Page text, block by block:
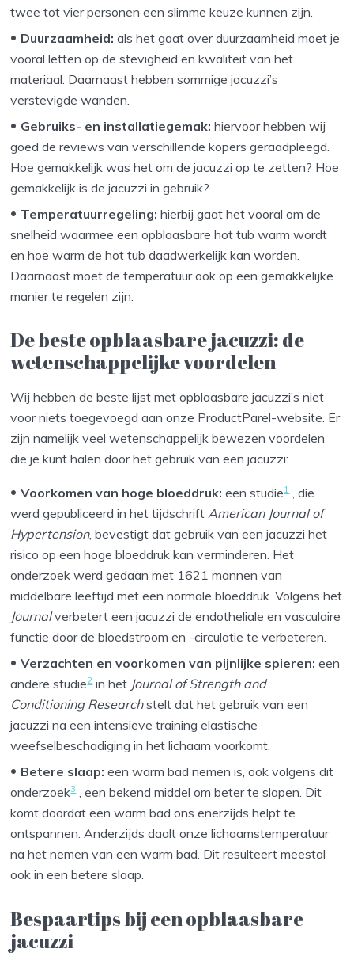
twee tot vier personen een slimme keuze kunnen zijn.
Duurzaamheid:als het gaat over duurzaamheid moet je
vooral letten op de stevigheid en kwaliteit van het
materiaal. Daarnaast hebben sommige jacuzzi’s
verstevigde wanden.
Gebruiks- en installatiegemak: hiervoor hebben wij
goed de reviews van verschillende kopers geraadpleegd.
Hoe gemakkelijk was het om de jacuzzi op te zetten? Hoe
gemakkelijk is de jacuzzi in gebruik?
Temperatuurregeling:hierbij gaat het vooral om de
snelheid waarmee een opblaasbare hot tub warm wordt
en hoe warm de hot tub daadwerkelijk kan worden.
Daarnaast moet de temperatuur ook op een gemakkelijke
manier te regelen zijn.
De beste opblaasbare jacuzzi: de
wetenschappelijke voordelen
Wij hebben de beste lijst met opblaasbare jacuzzi’s niet
voor niets toegevoegd aan onze ProductParel-website. Er
zijn namelijk veel wetenschappelijk bewezen voordelen
die je kunt halen door het gebruik van een jacuzzi:
Voorkomen van hoge bloeddruk:een studie1, die
werd gepubliceerd in het tijdschriftAmerican Journal of
Hypertension, bevestigt dat gebruik van een jacuzzi het
risico op een hoge bloeddruk kan verminderen. Het
onderzoek werd gedaan met 1621 mannen van
middelbare leeftijd met een normale bloeddruk. Volgens het
Journalverbetert een jacuzzi de endotheliale en vasculaire
functie door de bloedstroom en -circulatie te verbeteren.
Verzachten en voorkomen van pijnlijke spieren: een
andere studie2in het Journal of Strength and
Conditioning Researchstelt dat het gebruik van een
jacuzzi na een intensieve training elastische
weefselbeschadiging in het lichaam voorkomt.
Betere slaap: een warm bad nemen is, ook volgens dit
onderzoek3, een bekend middel om beter te slapen. Dit
komt doordat een warm bad ons enerzijds helpt te
ontspannen. Anderzijds daalt onze lichaamstemperatuur
na het nemen van een warm bad. Dit resulteert meestal
ook in een betere slaap.
Bespaartips bij een opblaasbare
jacuzzi